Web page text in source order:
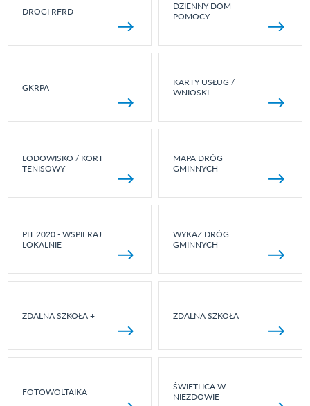
DROGI RFRD
DZIENNY DOM
POMOCY
GKRPA
KARTY USŁUG /
WNIOSKI
LODOWISKO / KORT
TENISOWY
MAPA DRÓG
GMINNYCH
PIT 2020 - WSPIERAJ
LOKALNIE
WYKAZ DRÓG
GMINNYCH
ZDALNA SZKOŁA + ZDALNA SZKOŁA
FOTOWOLTAIKA
ŚWIETLICA W
NIEZDOWIE